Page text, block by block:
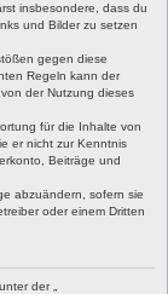
insbesondere, dass du
und Bilder zu setzen
gegen diese
Regeln kann der
der Nutzung dieses
für die Inhalte von
er nicht zur Kenntnis
Beiträge und
abzuändern, sofern sie
oder einem Dritten
der „